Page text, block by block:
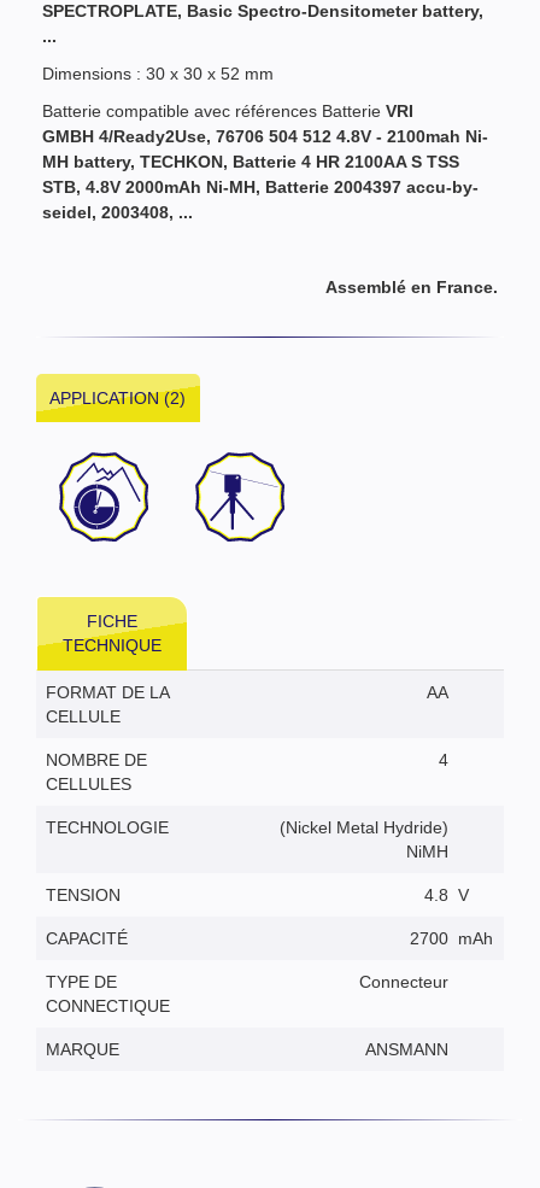
SPECTROPLATE, Basic Spectro-Densitometer battery,
...
Dimensions : 30 x 30 x 52 mm
Batterie compatible avec références Batterie VRI
GMBH 4/Ready2Use, 76706 504 512 4.8V - 2100mah Ni-
MH battery, TECHKON, Batterie 4 HR 2100AA S TSS
STB, 4.8V 2000mAh Ni-MH, Batterie 2004397 accu-by-
seidel, 2003408, ...
Assemblé en France.
APPLICATION (2)
FICHE
TECHNIQUE
FORMAT DE LA
CELLULE
AA
NOMBRE DE
CELLULES
4
TECHNOLOGIE
(Nickel Metal Hydride)
NiMH
TENSION 4.8 V
CAPACITÉ 2700 mAh
TYPE DE
CONNECTIQUE
Connecteur
MARQUE ANSMANN